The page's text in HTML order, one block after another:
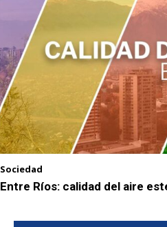
Sociedad
Entre Ríos: calidad del aire